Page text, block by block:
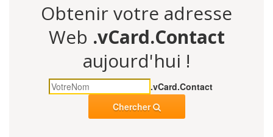
Obtenir votre adresse
Web .vCard.Contact
aujourd'hui !
.vCard.Contact
Chercher